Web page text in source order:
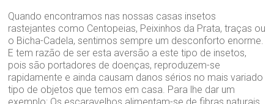
Quando encontramos nas nossas casas insetos
rastejantes como Centopeias, Peixinhos da Prata, traças ou
o Bicha-Cadela, sentimos sempre um desconforto enorme.
E tem razão de ser esta aversão a este tipo de insetos,
pois são portadores de doenças, reproduzem-se
rapidamente e ainda causam danos sérios no mais variado
tipo de objetos que temos em casa. Para lhe dar um